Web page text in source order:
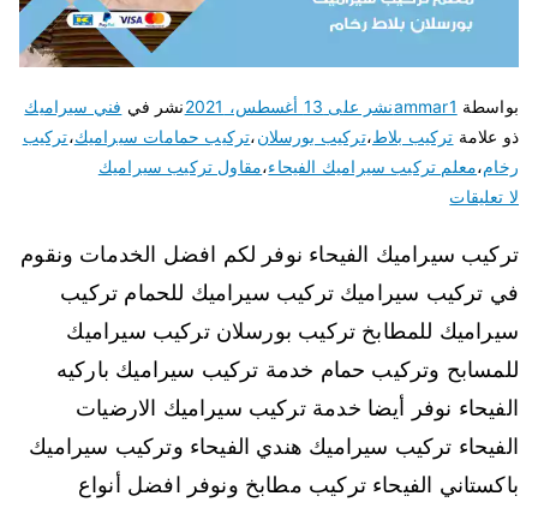
بواسطة ammar1نشر على 13 أغسطس، 2021 نشر في فني سيراميك
ذو علامة تركيب بلاط،تركيب بورسلان،تركيب حمامات سيراميك،تركيب
رخام،معلم تركيب سيراميك الفيحاء،مقاول تركيب سيراميك
لا تعليقات
تركيب سيراميك الفيحاء نوفر لكم افضل الخدمات ونقوم
في تركيب سيراميك تركيب سيراميك للحمام تركيب
سيراميك للمطابخ تركيب بورسلان تركيب سيراميك
للمسابح وتركيب حمام خدمة تركيب سيراميك باركيه
الفيحاء نوفر أيضا خدمة تركيب سيراميك الارضيات
الفيحاء تركيب سيراميك هندي الفيحاء وتركيب سيراميك
باكستاني الفيحاء تركيب مطابخ ونوفر افضل أنواع